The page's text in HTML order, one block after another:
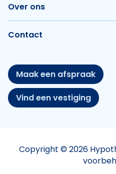
Over ons
Contact
Maak een afspraak
Vind een vestiging
Copyright © 2026